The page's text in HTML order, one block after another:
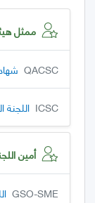
ممثل
QACSC
ICSC اللجنة
أمين
GSO-SME